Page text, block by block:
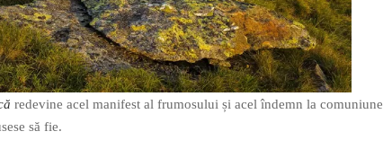
redevine acel manifest al frumosului și acel îndemn la comuniune
să fie.